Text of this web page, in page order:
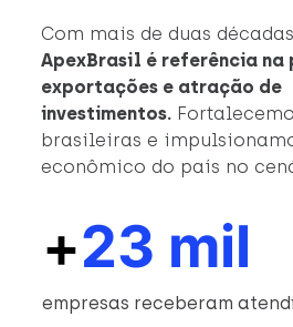
Com mais de duas
ApexBrasil é referência na
exportações e atração de
investimentos.
brasileiras e
econômico do país no
+23 mil
empresas receberam